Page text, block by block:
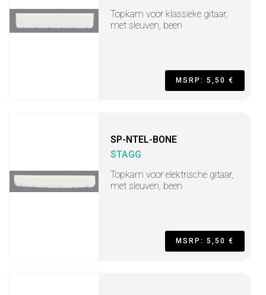
Topkam voor klassieke gitaar,
met sleuven, been
MSRP: 5,50 €
SP-NTEL-BONE
STAGG
Topkam voor elektrische gitaar,
met sleuven, been
MSRP: 5,50 €